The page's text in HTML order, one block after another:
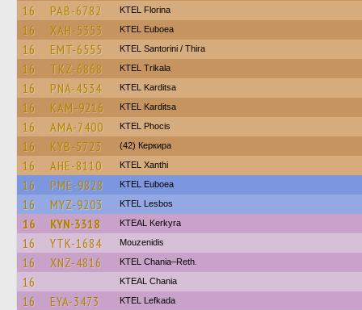
16 PAB-6782 KTEL Florina
16 XAH-5353 ΚΤΕL Euboea
16 EMT-6555 KTEL Santorini / Thira
16 TKZ-6868 ΚΤΕL Τrikala
16 PNA-4534 ΚΤΕL Karditsa
16 KAM-9216 ΚΤΕL Karditsa
16 AMA-7400 ΚΤΕL Phocis
16 KYB-5723 (42) Керкира
16 AHE-8110 KTEL Xanthi
16 PME-9828 ΚΤΕL Euboea
16 MYZ-9203 KTEL Lesbos
16 KYN-3318 KTEAL Kerkyra
16 YTK-1684 Mouzenidis
16 XNZ-4816 KTEL Chania–Reth.
16 KTEAL Chania
16 EYA-3473 KTEL Lefkada